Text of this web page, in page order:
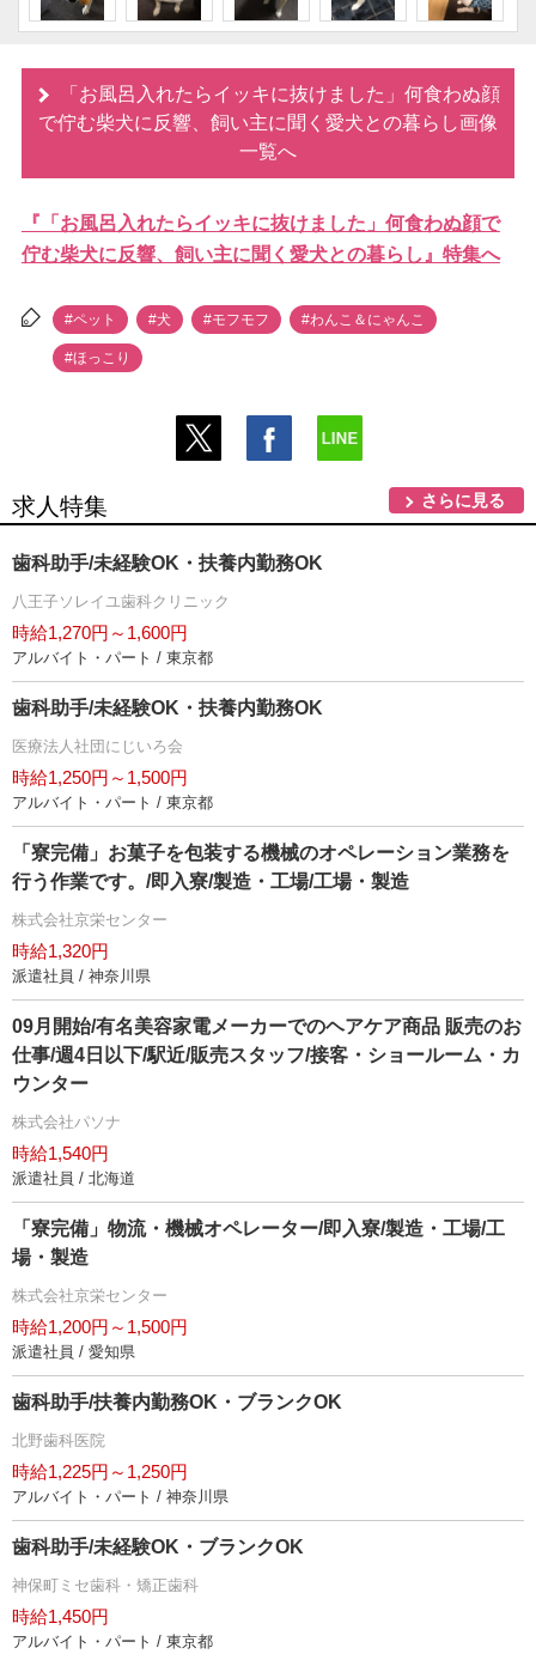
「お風呂入れたらイッキに抜けました」何食わぬ顔
で佇む柴犬に反響、飼い主に聞く愛犬との暮らし画像
一覧へ
『「お風呂入れたらイッキに抜けました」何食わぬ顔で
佇む柴犬に反響、飼い主に聞く愛犬との暮らし』特集へ
#ペット #犬 #モフモフ #わんこ＆にゃんこ
#ほっこり
求人特集 さらに見る
歯科助手/未経験OK・扶養内勤務OK
八王子ソレイユ歯科クリニック
時給1,270円～1,600円
アルバイト・パート / 東京都
歯科助手/未経験OK・扶養内勤務OK
医療法人社団にじいろ会
時給1,250円～1,500円
アルバイト・パート / 東京都
「寮完備」お菓子を包装する機械のオペレーション業務を
行う作業です。/即入寮/製造・工場/工場・製造
株式会社京栄センター
時給1,320円
派遣社員 / 神奈川県
09月開始/有名美容家電メーカーでのヘアケア商品 販売のお
仕事/週4日以下/駅近/販売スタッフ/接客・ショールーム・カ
ウンター
株式会社パソナ
時給1,540円
派遣社員 / 北海道
「寮完備」物流・機械オペレーター/即入寮/製造・工場/工
場・製造
株式会社京栄センター
時給1,200円～1,500円
派遣社員 / 愛知県
歯科助手/扶養内勤務OK・ブランクOK
北野歯科医院
時給1,225円～1,250円
アルバイト・パート / 神奈川県
歯科助手/未経験OK・ブランクOK
神保町ミセ歯科・矯正歯科
時給1,450円
アルバイト・パート / 東京都